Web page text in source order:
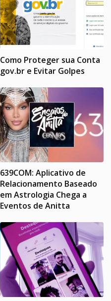
Como Proteger sua Conta
gov.br e Evitar Golpes
639COM: Aplicativo de
Relacionamento Baseado
em Astrologia Chega a
Eventos de Anitta